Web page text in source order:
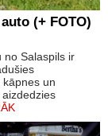
(+ FOTO)
no Salaspils ir
un